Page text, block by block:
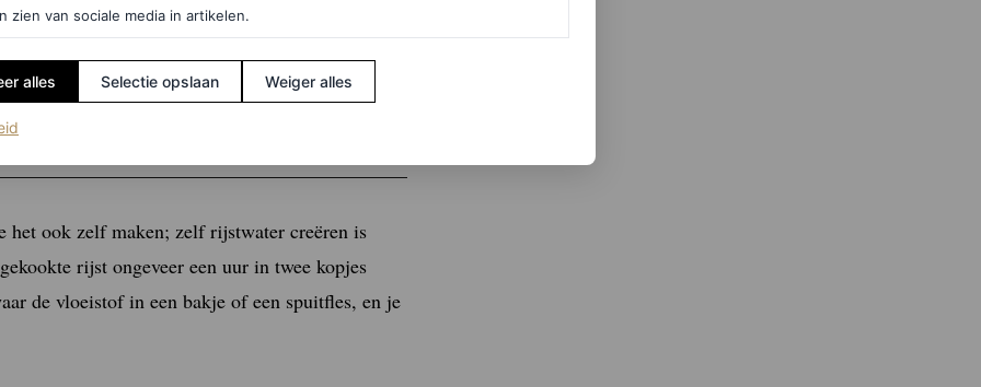
verrassende resultaat’
het ook zelf maken; zelf rijstwater creëren is
rijst ongeveer een uur in twee kopjes
de vloeistof in een bakje of een spuitfles, en je
zien van sociale media in artikelen.
alles Selectie opslaan Weiger alles